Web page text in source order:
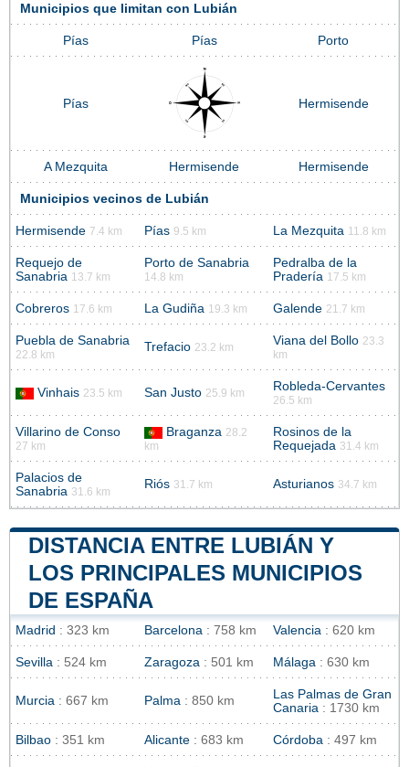
Municipios que limitan con Lubián
Pías Pías Porto
Pías Hermisende
A Mezquita Hermisende Hermisende
Municipios vecinos de Lubián
Hermisende 7.4 km Pías 9.5 km La Mezquita 11.8 km
Requejo de
Sanabria 13.7 km
Porto de Sanabria
14.8 km
Pedralba de la
Pradería 17.5 km
Cobreros 17.6 km La Gudiña 19.3 km Galende 21.7 km
Puebla de Sanabria
22.8 km
Trefacio 23.2 km Viana del Bollo 23.3
km
Vinhais 23.5 km San Justo 25.9 km Robleda-Cervantes
26.5 km
Villarino de Conso
27 km
Braganza 28.2
km
Rosinos de la
Requejada 31.4 km
Palacios de
Sanabria 31.6 km
Riós 31.7 km Asturianos 34.7 km
DISTANCIA ENTRE LUBIÁN Y
LOS PRINCIPALES MUNICIPIOS
DE ESPAÑA
Madrid : 323 km Barcelona : 758 km Valencia : 620 km
Sevilla : 524 km Zaragoza : 501 km Málaga : 630 km
Murcia : 667 km Palma : 850 km
Las Palmas de Gran
Canaria : 1730 km
Bilbao : 351 km Alicante : 683 km Córdoba : 497 km